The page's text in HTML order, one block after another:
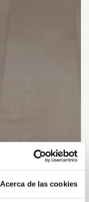
Acerca de las cookies